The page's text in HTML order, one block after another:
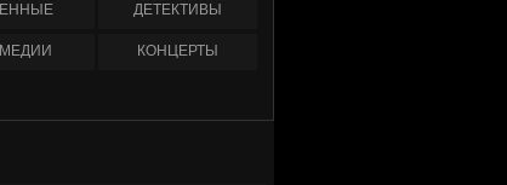
ДЕТЕКТИВЫ
КОНЦЕРТЫ